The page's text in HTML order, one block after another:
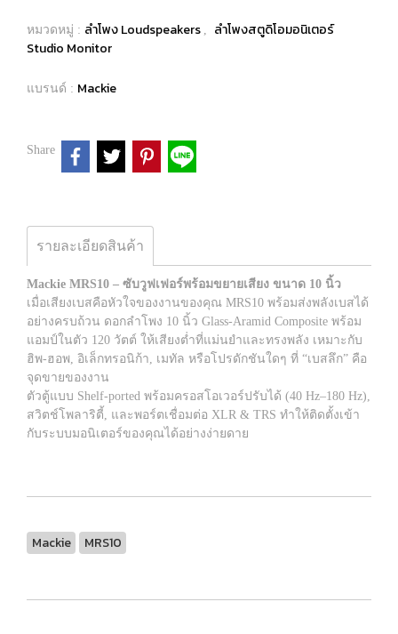
หมวดหมู่ : ลำโพง Loudspeakers ,
ลำโพงสตูดิโอมอนิเตอร์
Studio Monitor
แบรนด์ : Mackie
Share
รายละเอียดสินค้า
Mackie MRS10 – ซับวูฟเฟอร์พร้อมขยายเสียง ขนาด 10 นิ้ว
เมื่อเสียงเบสคือหัวใจของงานของคุณ MRS10 พร้อมส่งพลังเบสได้
อย่างครบถ้วน ดอกลำโพง 10 นิ้ว Glass-Aramid Composite พร้อม
แอมป์ในตัว 120 วัตต์ ให้เสียงต่ำที่แม่นยำและทรงพลัง เหมาะกับ
ฮิพ-ฮอพ, อิเล็กทรอนิก้า, เมทัล หรือโปรดักชันใดๆ ที่ “เบสลึก” คือ
จุดขายของงาน
ตัวตู้แบบ Shelf-ported พร้อมครอสโอเวอร์ปรับได้ (40 Hz–180 Hz),
สวิตช์โพลาริตี้, และพอร์ตเชื่อมต่อ XLR & TRS ทำให้ติดตั้งเข้า
กับระบบมอนิเตอร์ของคุณได้อย่างง่ายดาย
Mackie MRS10